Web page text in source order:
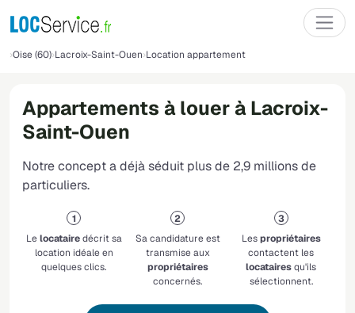
Oise (60) Lacroix-Saint-Ouen Location appartement
Appartements à louer à Lacroix-
Saint-Ouen
Notre concept a déjà séduit plus de 2,9 millions de
particuliers.
Lelocatairedécrit sa
location idéale en
quelques clics.
Sa candidature est
transmise aux
propriétaires
concernés.
Lespropriétaires
contactent les
locatairesqu'ils
sélectionnent.